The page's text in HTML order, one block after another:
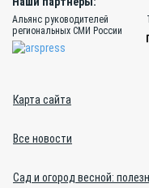
Альянс руководителей
региональных СМИ России
Карта сайта
Все новости
Сад и огород весной: